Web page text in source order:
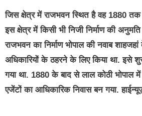
जिस क्षेत्र में राजभवन स्थित है वह 1880 तक
इस क्षेत्र में किसी भी निजी निर्माण की
राजभवन का निर्माण भोपाल की नवाब
अधिकारियों के ठहरने के लिए किया था. इसे
गया था. 1880 के बाद से लाल कोठी भोपाल में
एजेंटों का आधिकारिक निवास बन गया.